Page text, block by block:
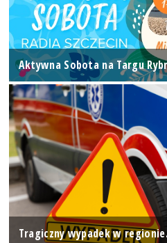
Aktywna Sobota na Targu
Tragiczny wypadek w